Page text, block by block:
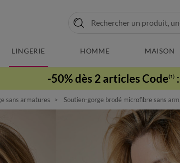
LINGERIE HOMME MAISON
-50% dès 2 articles Code(1) :
sans armatures Soutien-gorge brodé microfibre sans